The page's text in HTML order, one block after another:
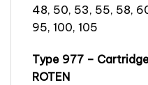
48, 50, 53, 55, 58,
95, 100, 105
Type 977 –
ROTEN